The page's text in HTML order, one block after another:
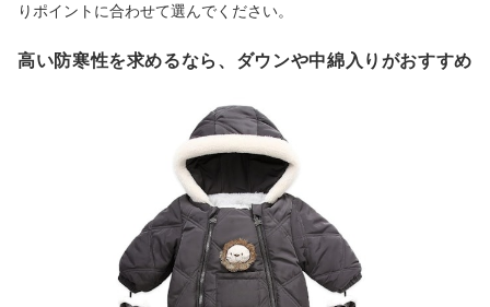
りポイントに合わせて選んでください。
高い防寒性を求めるなら、ダウンや中綿入りがおすすめ